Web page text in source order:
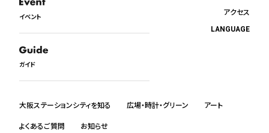
イベント
ガイド
大阪ステーションシティを知る 広場・時計・グリーン アート
アクセス
LANGUAGE
よくあるご質問 お知らせ